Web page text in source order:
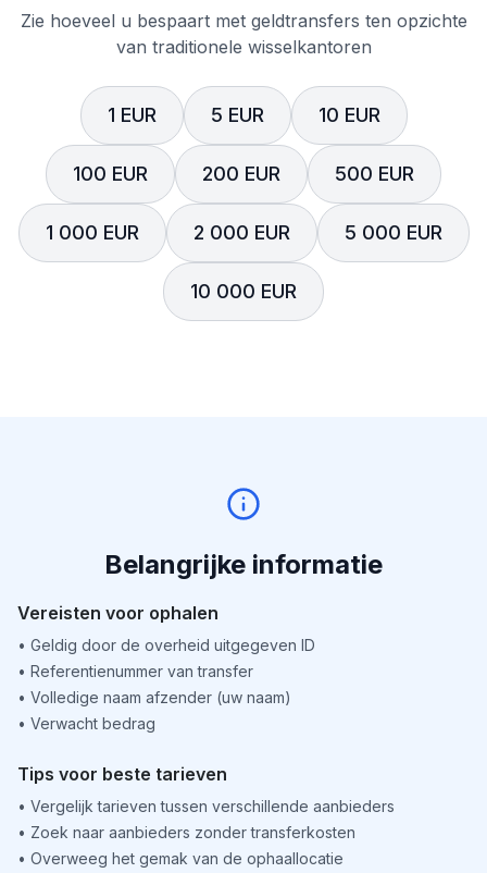
Zie hoeveel u bespaart met geldtransfers ten opzichte
van traditionele wisselkantoren
1 EUR 5 EUR 10 EUR
100 EUR 200 EUR 500 EUR
1 000 EUR 2 000 EUR 5 000 EUR
10 000 EUR
Belangrijke informatie
Vereisten voor ophalen
• Geldig door de overheid uitgegeven ID
• Referentienummer van transfer
• Volledige naam afzender (uw naam)
• Verwacht bedrag
Tips voor beste tarieven
• Vergelijk tarieven tussen verschillende aanbieders
• Zoek naar aanbieders zonder transferkosten
• Overweeg het gemak van de ophaallocatie